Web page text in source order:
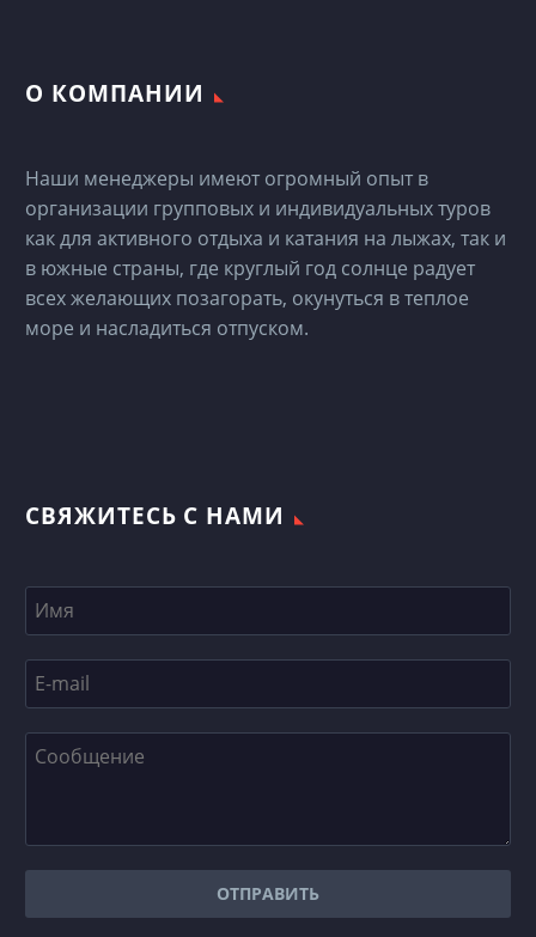
О КОМПАНИИ
Наши менеджеры имеют огромный опыт в
организации групповых и индивидуальных туров
как для активного отдыха и катания на лыжах, так и
в южные страны, где круглый год солнце радует
всех желающих позагорать, окунуться в теплое
море и насладиться отпуском.
СВЯЖИТЕСЬ С НАМИ